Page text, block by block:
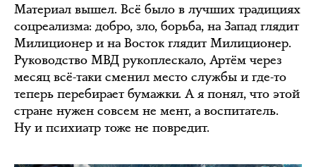
Материал вышел. Всё было в лучших традициях
соцреализма: добро, зло, борьба, на Запад глядит
Милиционер и на Восток глядит Милиционер.
Руководство МВД рукоплескало, Артём через
месяц всё-таки сменил место службы и где-то
теперь перебирает бумажки. А я понял, что этой
стране нужен совсем не мент, а воспитатель.
Ну и психиатр тоже не повредит.